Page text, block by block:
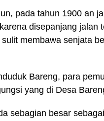
pada tahun 1900 an
disepanjang jalan
membawa senjata
Bareng, para
yang di Desa
sebagian besar